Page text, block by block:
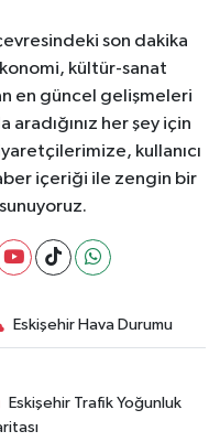
son dakika
kültür-sanat
en güncel gelişmeleri
aradığınız her şey için
kullanıcı
içeriği ile zengin bir
Eskişehir Hava Durumu
Eskişehir Trafik Yoğunluk